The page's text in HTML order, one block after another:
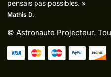
pensais pas possibles. »
Mathis D.
© Astronaute Projecteur.